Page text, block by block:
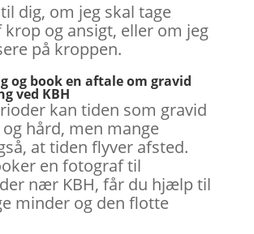
dig, om jeg skal tage
krop og ansigt, eller om jeg
på kroppen.
og book en aftale om gravid
ved KBH
kan tiden som gravid
hård, men mange
at tiden flyver afsted.
en fotograf til
nær KBH, får du hjælp til
minder og den flotte